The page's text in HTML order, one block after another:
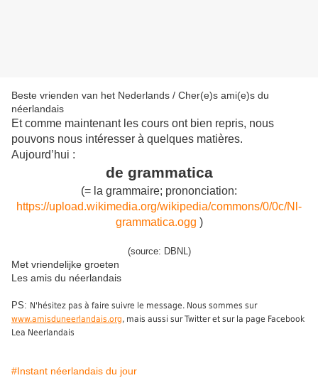
Beste vrienden van het Nederlands / Cher(e)s ami(e)s du
néerlandais
Et comme maintenant les cours ont bien repris, nous
pouvons nous intéresser à quelques matières.
Aujourd’hui :
de grammatica
(= l a grammaire; prononciation:
https://upload.wikimedia.org/wikipedia/commons/0/0c/Nl-
grammatica.ogg )
(source: DBNL)
Met vriendelijke groeten
Les amis du néerlandais
PS: N'hésitez pas à faire suivre le message. Nous sommes sur
www.amisduneerlandais.org, mais aussi sur Twitter et sur la page Facebook
Lea Neerlandais
#Instant néerlandais du jour